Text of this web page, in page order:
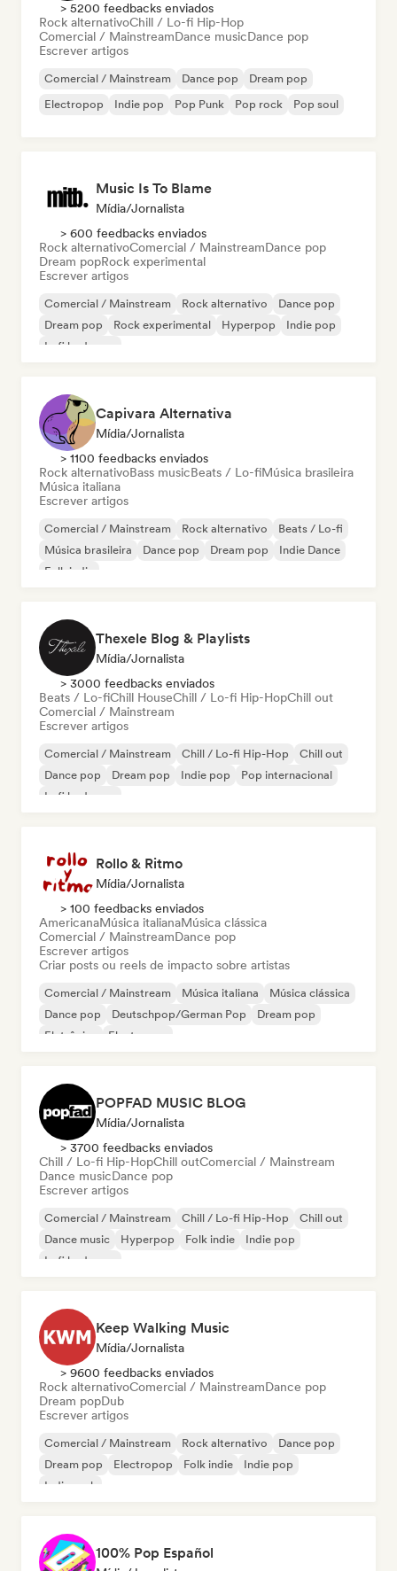
> 5200 feedbacks enviados
Rock alternativoChill / Lo-fi Hip-Hop
Comercial / MainstreamDance musicDance pop
Escrever artigos
Comercial / Mainstream Dance pop
Dream pop
Electropop
Indie pop Pop Punk Pop rock Pop soul
Music Is To Blame
Mídia/Jornalista
> 600 feedbacks enviados
Rock alternativoComercial / MainstreamDance pop
Dream popRock experimental
Escrever artigos
Comercial / Mainstream Rock alternativo
Dance pop
Dream pop
Rock experimental Hyperpop
Indie pop
Lofi bedroom
Capivara Alternativa
Mídia/Jornalista
> 1100 feedbacks enviados
Rock alternativoBass musicBeats / Lo-fiMúsica brasileira
Música italiana
Escrever artigos
Comercial / Mainstream Rock alternativo
Beats / Lo-fi
Música brasileira
Dance pop Dream pop
Indie Dance
Folk indie
Thexele Blog & Playlists
Mídia/Jornalista
> 3000 feedbacks enviados
Beats / Lo-fiChill HouseChill / Lo-fi Hip-HopChill out
Comercial / Mainstream
Escrever artigos
Comercial / Mainstream Chill / Lo-fi Hip-Hop
Chill out
Dance pop
Dream pop Indie pop
Pop internacional
Lofi bedroom
Rollo & Ritmo
Mídia/Jornalista
> 100 feedbacks enviados
AmericanaMúsica italianaMúsica clássica
Comercial / MainstreamDance pop
Escrever artigos
Criar posts ou reels de impacto sobre artistas
Comercial / Mainstream Música italiana
Música clássica
Dance pop
Deutschpop/German Pop
Dream pop
Eletrônica
Electropop
POPFAD MUSIC BLOG
Mídia/Jornalista
> 3700 feedbacks enviados
Chill / Lo-fi Hip-HopChill outComercial / Mainstream
Dance musicDance pop
Escrever artigos
Comercial / Mainstream Chill / Lo-fi Hip-Hop
Chill out
Dance music
Hyperpop Folk indie
Indie pop
Lofi bedroom
Keep Walking Music
Mídia/Jornalista
> 9600 feedbacks enviados
Rock alternativoComercial / MainstreamDance pop
Dream popDub
Escrever artigos
Comercial / Mainstream Rock alternativo
Dance pop
Dream pop
Electropop Folk indie
Indie pop
Indie rock
100% Pop Español